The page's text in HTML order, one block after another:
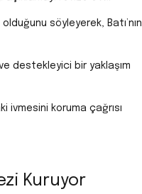
söyleyerek, Batı’nın
destekleyici bir yaklaşım
ivmesini koruma çağrısı
Kuruyor